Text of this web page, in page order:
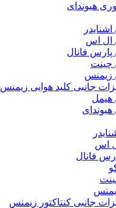
هیوندای
ال اس
پارس فانال
چینت
زیمنس
جانبی کلید هوایی زیمنس
هیمل
هیوندای
اس
فانال
جانبی کنتاکتور زیمنس